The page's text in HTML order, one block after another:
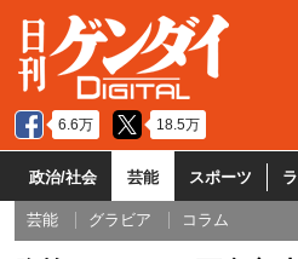
6.6万 18.5万
政治/社会 芸能 スポーツ
芸能 グラビア コラム